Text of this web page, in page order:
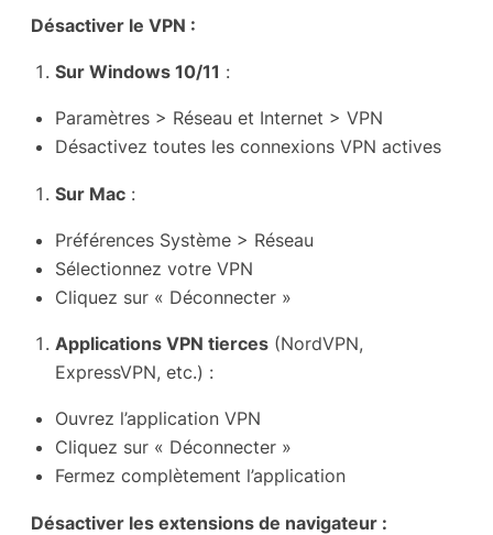
Désactiver le VPN :
Sur Windows 10/11 :
Paramètres > Réseau et Internet > VPN
Désactivez toutes les connexions VPN actives
Sur Mac :
Préférences Système > Réseau
Sélectionnez votre VPN
Cliquez sur « Déconnecter »
Applications VPN tierces (NordVPN,
ExpressVPN, etc.) :
Ouvrez l’application VPN
Cliquez sur « Déconnecter »
Fermez complètement l’application
Désactiver les extensions de navigateur :